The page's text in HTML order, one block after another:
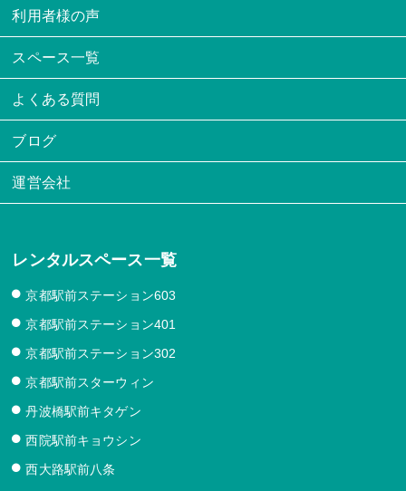
利用者様の声
スペース一覧
よくある質問
ブログ
運営会社
レンタルスペース一覧
京都駅前ステーション603
京都駅前ステーション401
京都駅前ステーション302
京都駅前スターウィン
丹波橋駅前キタゲン
西院駅前キョウシン
西大路駅前八条